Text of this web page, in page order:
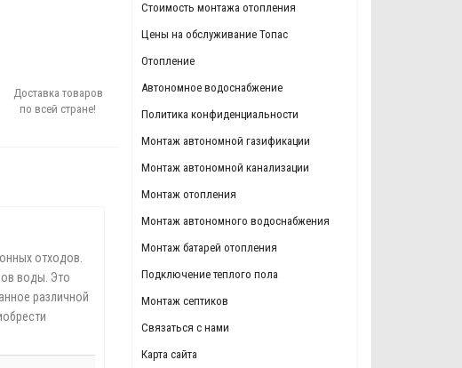
Стоимость монтажа отопления
Цены на обслуживание Топас
Отопление
Автономное водоснабжение
Политика конфиденциальности
Монтаж автономной газификации
Монтаж автономной канализации
Монтаж отопления
Монтаж автономного водоснабжения
Монтаж батарей отопления
Подключение теплого пола
Монтаж септиков
Связаться с нами
Карта сайта
Доставка товаров
по всей стране!
отходов.
воды. Это
различной